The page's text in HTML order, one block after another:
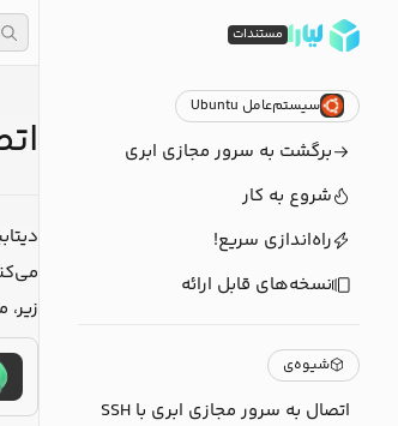
مستندات
سیستم‌عامل Ubuntu
برگشت به سرور مجازی ابری
شروع به کار
راه‌اندازی سریع!
نسخه‌های قابل ارائه
شیوه‌ی
اتصال به سرور مجازی ابری با SSH